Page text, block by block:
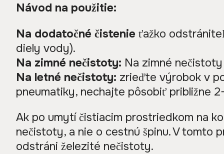
Návod na použitie:
Na dodatočné čistenie ťažko
diely vody).
Na zimné nečistoty: Na zimné
Na letné nečistoty: zrieďte výrobok v
pneumatiky, nechajte pôsobiť približne
Ak po umytí čistiacim prostriedkom na
nečistoty, a nie o cestnú špinu. V tomto
odstráni železité nečistoty.